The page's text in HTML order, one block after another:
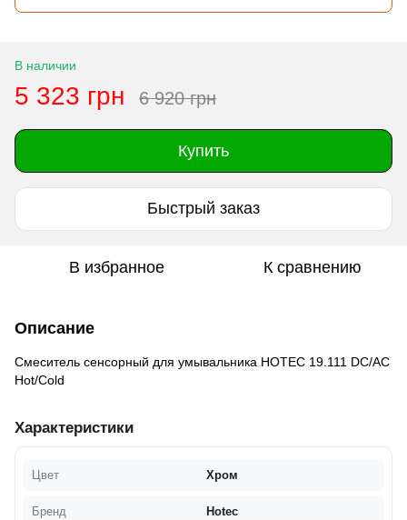
В наличии
5 323 грн 6 920 грн
Купить
Быстрый заказ
В избранное К сравнению
Описание
Смеситель сенсорный для умывальника HOTEC 19.111 DC/AC
Hot/Cold
Характеристики
Цвет Хром
Бренд Hotec